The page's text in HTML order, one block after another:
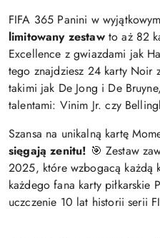
FIFA 365 Panini w
limitowany zestaw to aż 82
Excellence z gwiazdami jak
tego znajdziesz 24 karty Noir
takimi jak De Jong i De
talentami: Vinim Jr. czy
Szansa na unikalną kartę
sięgają zenitu! 🎯 Zestaw
2025, które wzbogacą każdą
każdego fana karty piłkarskie
uczczenie 10 lat historii serii